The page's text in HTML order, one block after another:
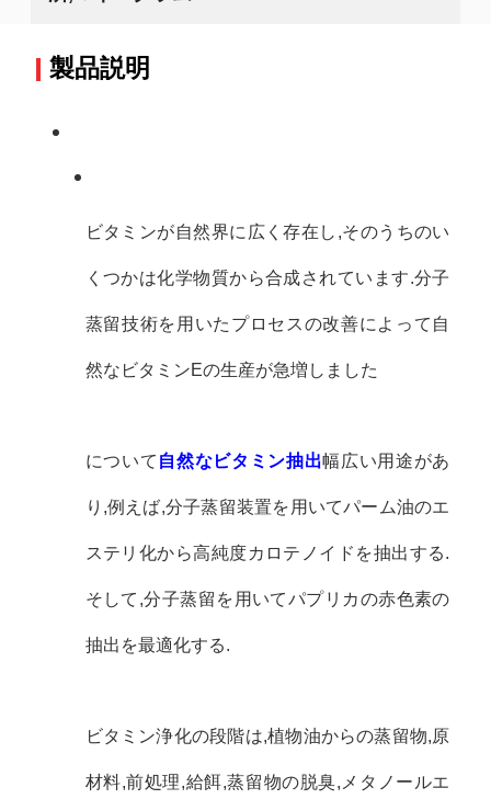
製品説明
ビタミンが自然界に広く存在し,そのうちのい
くつかは化学物質から合成されています.分子
蒸留技術を用いたプロセスの改善によって自
然なビタミンEの生産が急増しました
について 自然なビタミン抽出幅広い用途があ
り,例えば,分子蒸留装置を用いてパーム油のエ
ステリ化から高純度カロテノイドを抽出する.
そして,分子蒸留を用いてパプリカの赤色素の
抽出を最適化する.
ビタミン浄化の段階は,植物油からの蒸留物,原
材料,前処理,給餌,蒸留物の脱臭,メタノールエ